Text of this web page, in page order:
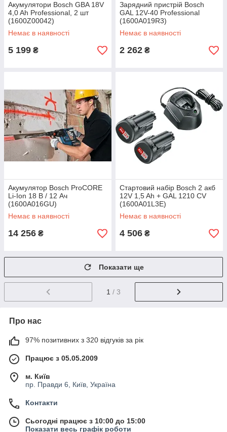
Акумулятори Bosch GBA 18V
4,0 Ah Professional, 2 шт
(1600Z00042)
Немає в наявності
5 199 ₴
Зарядний пристрій Bosch
GAL 12V-40 Professional
(1600A019R3)
Немає в наявності
2 262 ₴
Акумулятор Bosch ProCORE
Li-Ion 18 В / 12 Ач
(1600A016GU)
Немає в наявності
14 256 ₴
Стартовий набір Bosch 2 акб
12V 1,5 Ah + GAL 1210 CV
(1600A01L3E)
Немає в наявності
4 506 ₴
Показати ще
1 / 3
Про нас
97% позитивних з 320 відгуків за рік
Працює з 05.05.2009
м. Київ
пр. Правди 6, Київ, Україна
Контакти
Сьогодні працює з 10:00 до 15:00
Показати весь графік роботи